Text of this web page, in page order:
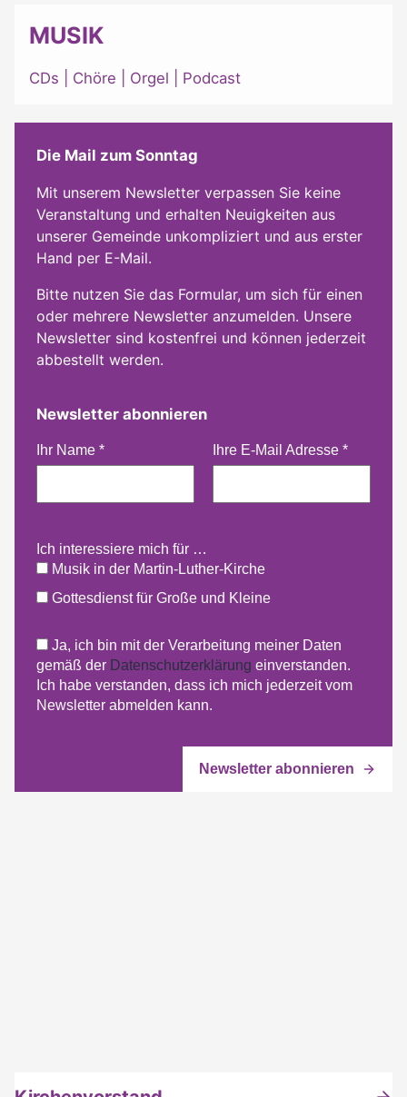
MUSIK
CDs Chöre Orgel Podcast
Die Mail zum Sonntag
Mit unserem Newsletter verpassen Sie keine
Veranstaltung und erhalten Neuigkeiten aus
unserer Gemeinde unkompliziert und aus erster
Hand per E-Mail.
Bitte nutzen Sie das Formular, um sich für einen
oder mehrere Newsletter anzumelden. Unsere
Newsletter sind kostenfrei und können jederzeit
abbestellt werden.
Newsletter abonnieren
Ihr Name * Ihre E-Mail Adresse *
Ich interessiere mich für …
Musik in der Martin-Luther-Kirche
Gottesdienst für Große und Kleine
Ja, ich bin mit der Verarbeitung meiner Daten
gemäß der Datenschutzerklärung einverstanden.
Ich habe verstanden, dass ich mich jederzeit vom
Newsletter abmelden kann.